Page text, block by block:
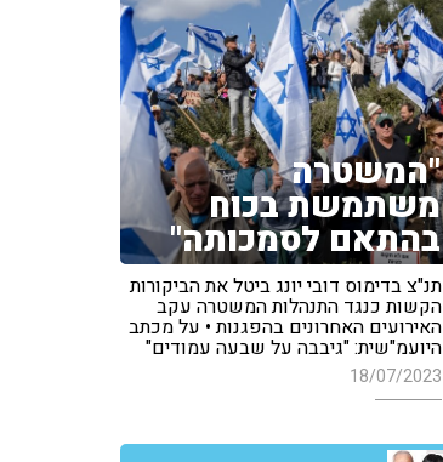
"המשטרה
משתמשת בכוח
בהתאם לסמכותה"
תנ"צ בדימוס דובי יונג ביטל את הביקורות
הקשות כנגד התנהלות המשטרה עקב
האירועים האחרונים בהפגנות • על מכתב
היועמ"שית: "גיבבה על שבעה עמודים"
18/07/2023